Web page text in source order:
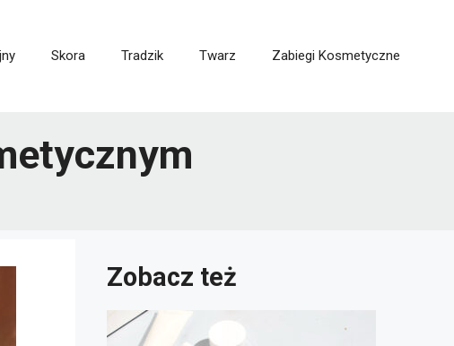
Skora Tradzik Twarz Zabiegi Kosmetyczne
Zobacz też